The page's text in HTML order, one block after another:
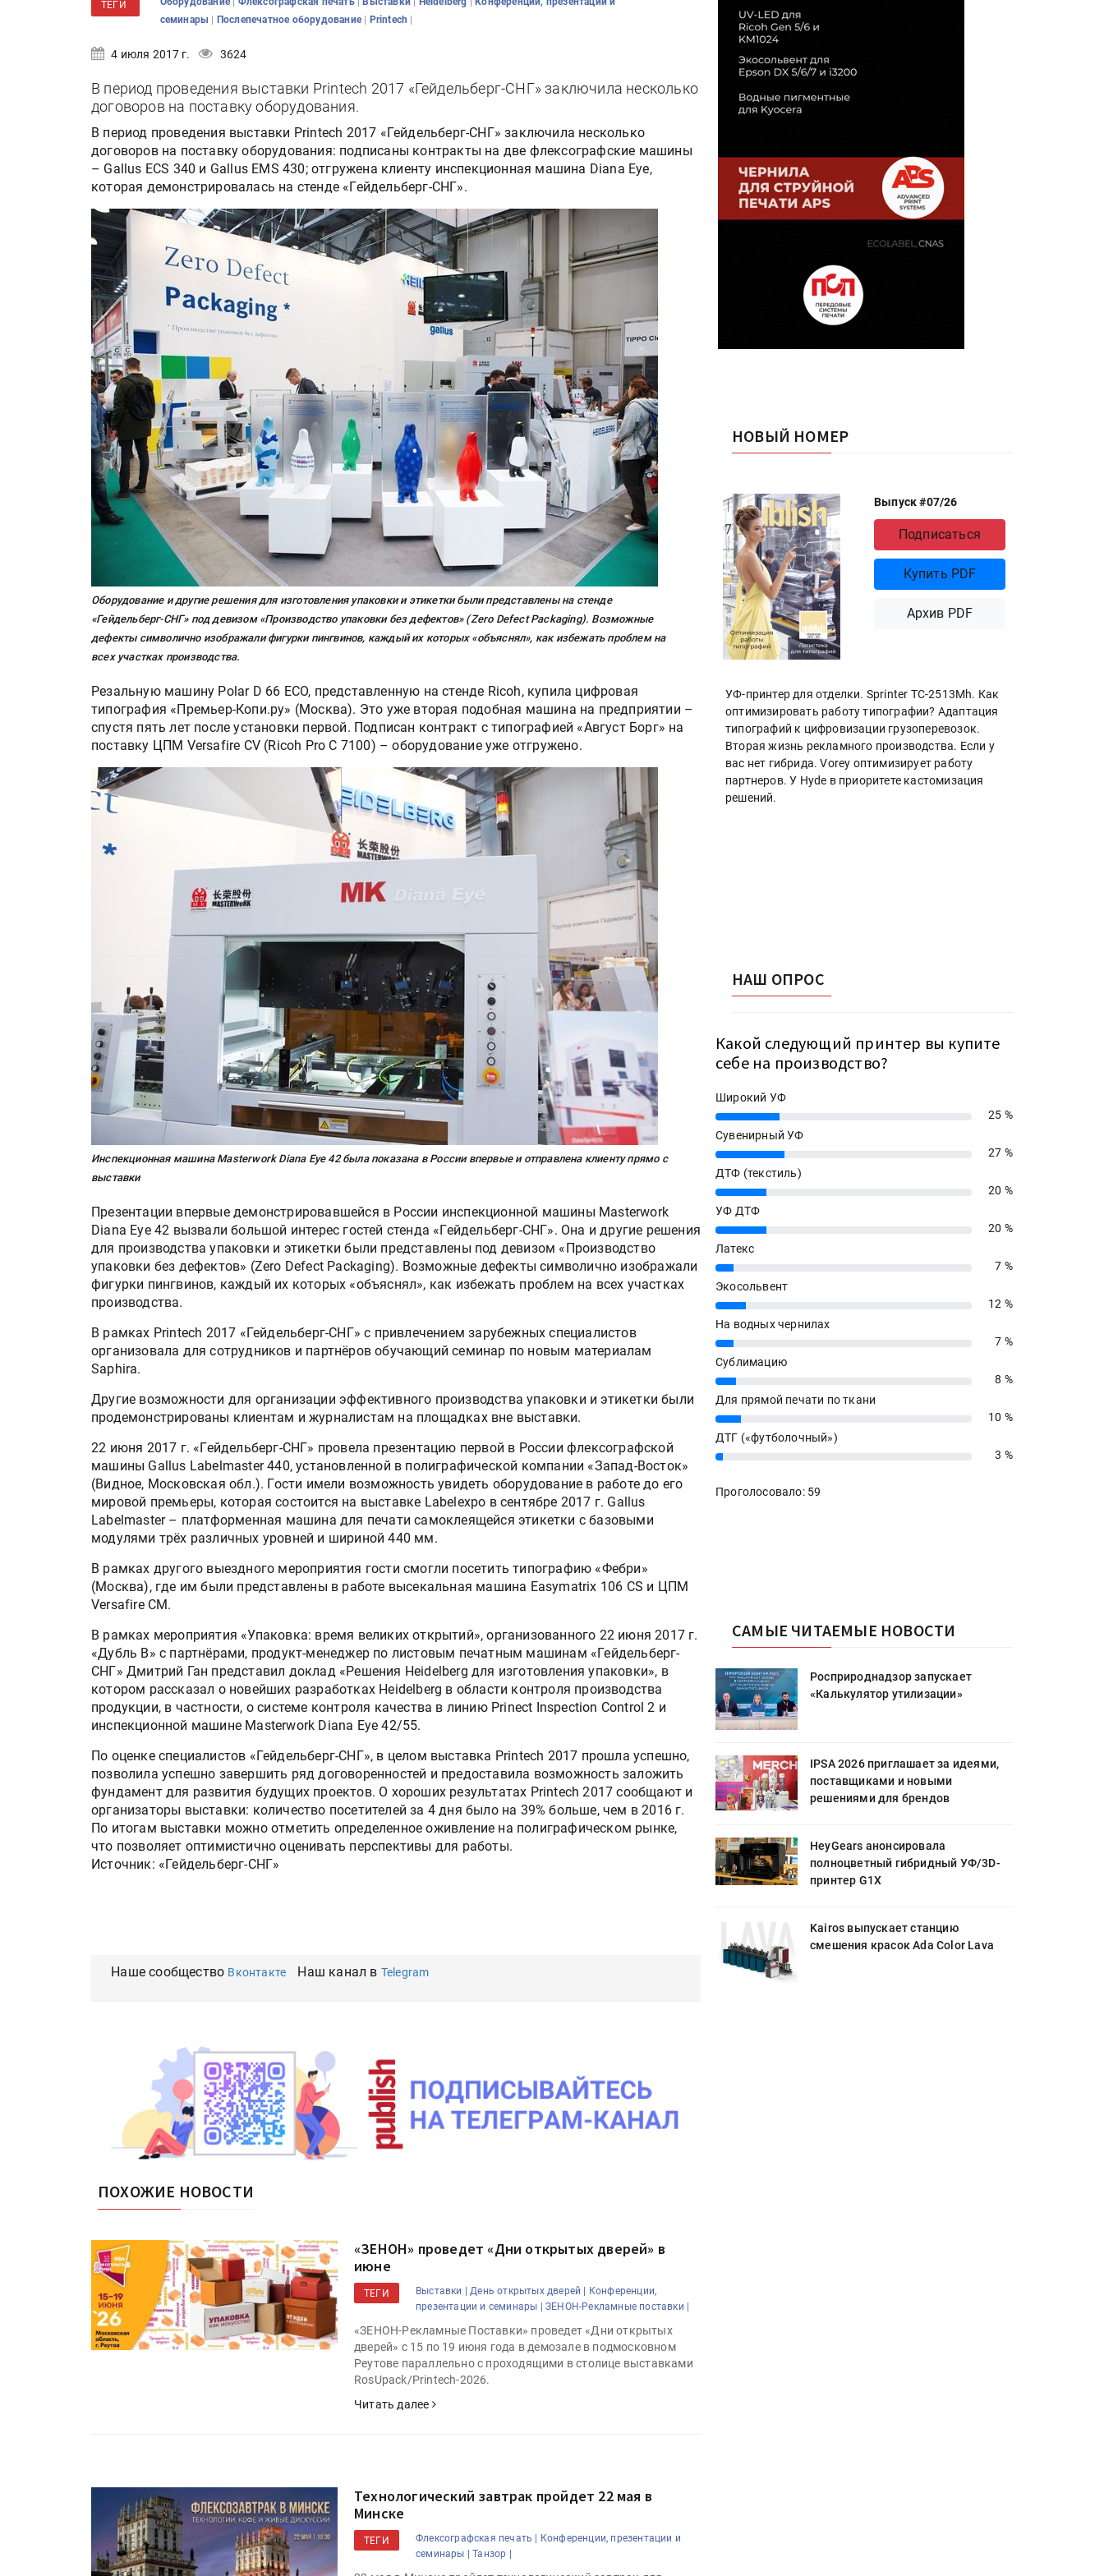
ТЕГИ
семинары | Послепечатное оборудование | Printech |
4 июля 2017 г. 3624
В период проведения выставки Printech 2017 «Гейдельберг-СНГ» заключила несколько
договоров на поставку оборудования.
В период проведения выставки Printech 2017 «Гейдельберг-СНГ» заключила несколько
договоров на поставку оборудования: подписаны контракты на две флексографские машины
– Gallus ECS 340 и Gallus EMS 430; отгружена клиенту инспекционная машина Diana Eye,
которая демонстрировалась на стенде «Гейдельберг-СНГ».
Оборудование и другие решения для изготовления упаковки и этикетки были представлены на стенде
«Гейдельберг-СНГ» под девизом «Производство упаковки без дефектов» (Zero Defect Packaging). Возможные
дефекты символично изображали фигурки пингвинов, каждый их которых «объяснял», как избежать проблем на
всех участках производства.
Резальную машину Polar D 66 ECO, представленную на стенде Ricoh, купила цифровая
типография «Премьер-Копи.ру» (Москва). Это уже вторая подобная машина на предприятии –
спустя пять лет после установки первой. Подписан контракт с типографией «Август Борг» на
поставку ЦПМ Versafire CV (Ricoh Pro C 7100) – оборудование уже отгружено.
Инспекционная машина Masterwork Diana Eye 42 была показана в России впервые и отправлена клиенту прямо с
выставки
Презентации впервые демонстрировавшейся в России инспекционной машины Masterwork
Diana Eye 42 вызвали большой интерес гостей стенда «Гейдельберг-СНГ». Она и другие решения
для производства упаковки и этикетки были представлены под девизом «Производство
упаковки без дефектов» (Zero Defect Packaging). Возможные дефекты символично изображали
фигурки пингвинов, каждый их которых «объяснял», как избежать проблем на всех участках
производства.
В рамках Printech 2017 «Гейдельберг-СНГ» с привлечением зарубежных специалистов
организовала для сотрудников и партнёров обучающий семинар по новым материалам
Saphira.
Другие возможности для организации эффективного производства упаковки и этикетки были
продемонстрированы клиентам и журналистам на площадках вне выставки.
22 июня 2017 г. «Гейдельберг-СНГ» провела презентацию первой в России флексографской
машины Gallus Labelmaster 440, установленной в полиграфической компании «Запад-Восток»
(Видное, Московская обл.). Гости имели возможность увидеть оборудование в работе до его
мировой премьеры, которая состоится на выставке Labelexpo в сентябре 2017 г. Gallus
Labelmaster – платформенная машина для печати самоклеящейся этикетки с базовыми
модулями трёх различных уровней и шириной 440 мм.
В рамках другого выездного мероприятия гости смогли посетить типографию «Фебри»
(Москва), где им были представлены в работе высекальная машина Easymatrix 106 CS и ЦПМ
Versafire CM.
В рамках мероприятия «Упаковка: время великих открытий», организованного 22 июня 2017 г.
«Дубль В» с партнёрами, продукт-менеджер по листовым печатным машинам «Гейдельберг-
СНГ» Дмитрий Ган представил доклад «Решения Heidelberg для изготовления упаковки», в
котором рассказал о новейших разработках Heidelberg в области контроля производства
продукции, в частности, о системе контроля качества в линию Prinect Inspection Control 2 и
инспекционной машине Masterwork Diana Eye 42/55.
По оценке специалистов «Гейдельберг-СНГ», в целом выставка Printech 2017 прошла успешно,
позволила успешно завершить ряд договоренностей и предоставила возможность заложить
фундамент для развития будущих проектов. О хороших результатах Printech 2017 сообщают и
организаторы выставки: количество посетителей за 4 дня было на 39% больше, чем в 2016 г.
По итогам выставки можно отметить определенное оживление на полиграфическом рынке,
что позволяет оптимистично оценивать перспективы для работы.
Источник: «Гейдельберг-СНГ»
Наше сообщество Вконтакте Наш канал в Telegram
ПОХОЖИЕ НОВОСТИ
«ЗЕНОН» проведет «Дни открытых дверей» в
июне
ТЕГИ Выставки | День открытых дверей |
Конференции,
презентации и семинары |
ЗЕНОН-Рекламные поставки |
«ЗЕНОН-Рекламные Поставки» проведет «Дни открытых
дверей» с 15 по 19 июня года в демозале в подмосковном
Реутове параллельно с проходящими в столице выставками
RosUpack/Printech-2026.
Читать далее
Технологический завтрак пройдет 22 мая в
Минске
ТЕГИ Флексографская печать |
Конференции, презентации и
семинары |
Танзор |
НОВЫЙ НОМЕР
Выпуск #07/26
Подписаться
Купить PDF
Архив PDF
УФ-принтер для отделки. Sprinter ТС-2513Mh. Как
оптимизировать работу типографии? Адаптация
типографий к цифровизации грузоперевозок.
Вторая жизнь рекламного производства. Если у
вас нет гибрида. Vorey оптимизирует работу
партнеров. У Hyde в приоритете кастомизация
решений.
НАШ ОПРОС
Какой следующий принтер вы купите
себе на производство?
Широкий УФ
25%
25 %
Сувенирный УФ
27%
27 %
ДТФ (текстиль)
20%
20 %
УФ ДТФ
20%
20 %
Латекс
7%
7 %
Экосольвент
12%
12 %
На водных чернилах
7%
7 %
Сублимацию
8%
8 %
Для прямой печати по ткани
10%
10 %
ДТГ («футболочный»)
3% 3 %
Проголосовало: 59
САМЫЕ ЧИТАЕМЫЕ НОВОСТИ
Росприроднадзор запускает
«Калькулятор утилизации»
IPSA 2026 приглашает за идеями,
поставщиками и новыми
решениями для брендов
HeyGears анонсировала
полноцветный гибридный УФ/3D-
Росприроднадзор запускает
«Калькулятор утилизации»
IPSA 2026 приглашает за идеями,
поставщиками и новыми
решениями для брендов
Росприроднадзор запускает
«Калькулятор утилизации»
IPSA 2026 приглашает за идеями,
поставщиками и новыми
решениями для брендов
HeyGears анонсировала
полноцветный гибридный УФ/3D-
принтер G1X
Kairos выпускает станцию
смешения красок Ada Color Lava